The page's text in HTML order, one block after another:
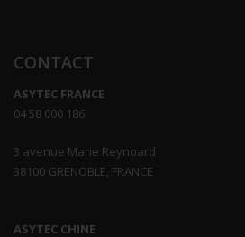
CONTACT
ASYTEC FRANCE
04 58 000 186
3 avenue Marie Reynoard
38100 GRENOBLE, FRANCE
ASYTEC CHINE